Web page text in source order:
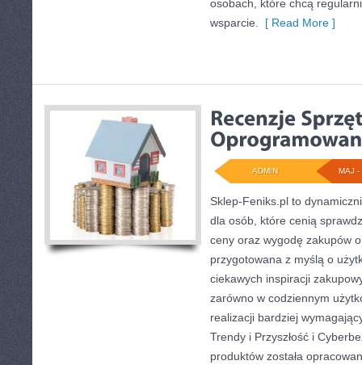
osobach, które chcą
wsparcie.
[ Read More ]
MAJ -
ADMIN
Sklep-Feniks.pl to
dla osób, które cenią
ceny oraz wygodę zakupów
przygotowana z myślą o
ciekawych inspiracji
zarówno w codziennym
realizacji bardziej
Trendy i Przyszłość i
produktów została